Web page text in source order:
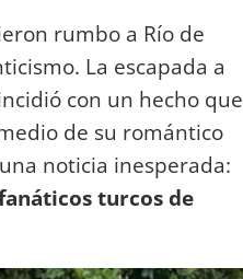
rumbo a Río de
La escapada a
con un hecho que
de su romántico
noticia inesperada:
turcos de